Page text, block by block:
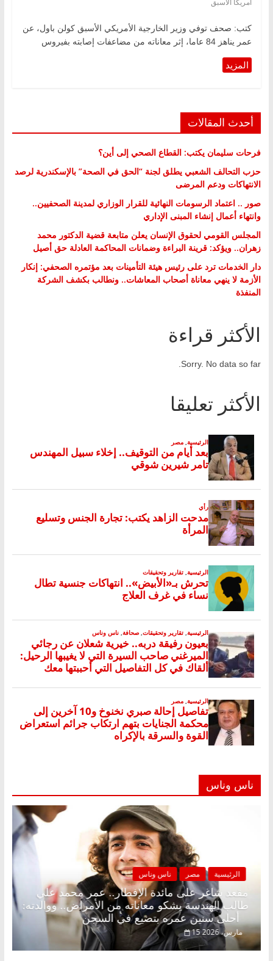
أمريكا الأسبق
كتب: صحف توفي وزير الخارجية الأمريكي الأسبق كولن باول، عن
عمر يناهز 84 عاما، إثر معاناته من مضاعفات إصابته بفيروس
أحدث المقالات
فرحات سليمان يكتب: القطاع الصحي إلى أين؟
حزب التحالف الشعبي يطلق لجنة “الحق في الصحة” بالإسكندرية لرصد
الانتهاكات ودعم المرضى
صور .. اعتماد الرسومات النهائية للقرار الوزاري لمدينة الصحفيين..
وانتهاء أعمال إنشاء المبنى الإداري
المجلس القومي لحقوق الإنسان يعلن متابعة قضية الدكتور محمد
زهران.. ويؤكد: قرينة البراءة وضمانات المحاكمة العادلة حق أصيل
دار الخدمات ترد على رئيس هيئة التأمينات بعد مؤتمره الصحفي: إنكار
الأزمة لا ينهي معاناة أصحاب المعاشات.. ونطالب بكشف الشركة
المنفذة
الأكثر قراءة
Sorry. No data so far.
الأكثر تعليقا
ناس وناس
الرئيسية مصر
مقعد شاغر على مائدة الإفطار..
طالب الهندسة يشكو معاناته من
أحلى سنين عمره بتضيع في السجن
15 مارس، 2026
بلا زينة رمضان.. د.
في انتظار حلم